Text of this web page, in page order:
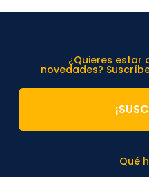
Qué
¿Quieres estar
novedades?